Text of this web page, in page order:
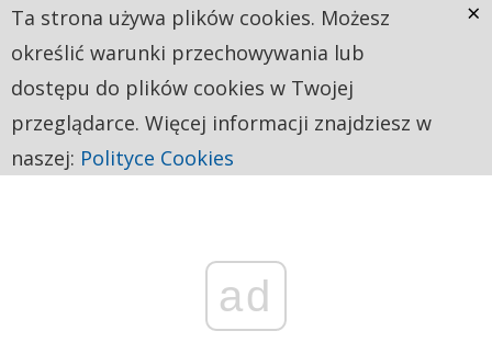
ad
Ta strona używa plików cookies. Możesz
określić warunki przechowywania lub
dostępu do plików cookies w Twojej
przeglądarce. Więcej informacji znajdziesz w
naszej: Polityce Cookies
×